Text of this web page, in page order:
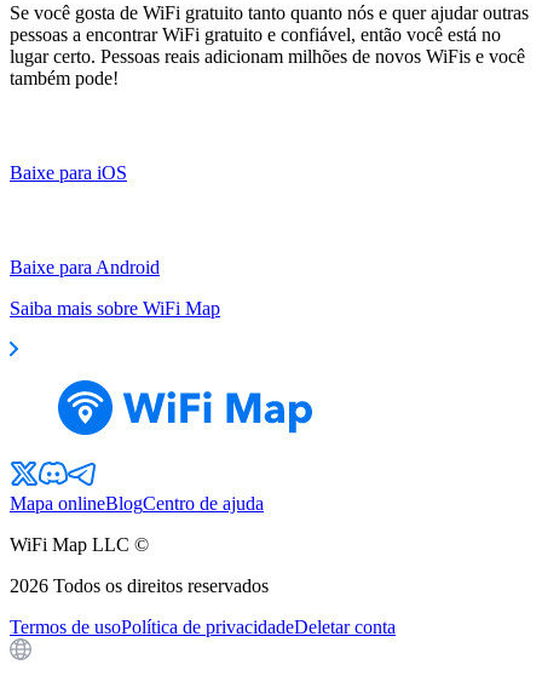
Se você gosta de WiFi gratuito tanto quanto nós e quer ajudar outras
pessoas a encontrar WiFi gratuito e confiável, então você está no
lugar certo. Pessoas reais adicionam milhões de novos WiFis e você
também pode!
Baixe para iOS
Baixe para Android
Saiba mais sobre WiFi Map
Mapa onlineBlogCentro de ajuda
WiFi Map LLC ©
2026 Todos os direitos reservados
Termos de usoPolítica de privacidadeDeletar conta